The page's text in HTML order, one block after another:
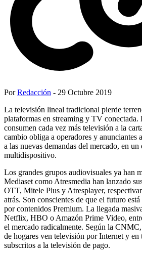
PorRedacción - 29 Octubre 2019
La televisión lineal tradicional pierde
plataformas en streaming y TV conectada.
consumen cada vez más televisión a la
cambio obliga a operadores y anunciantes
a las nuevas demandas del mercado, en
multidispositivo.
Los grandes grupos audiovisuales ya han
Mediaset como Atresmedia han lanzado
OTT, Mitele Plus y Atresplayer,
atrás. Son conscientes de que el futuro
por contenidos Premium. La llegada
Netflix, HBO o Amazón Prime Video,
el mercado radicalmente. Según la
de hogares ven televisión por Internet y en
subscritos a la televisión de pago.